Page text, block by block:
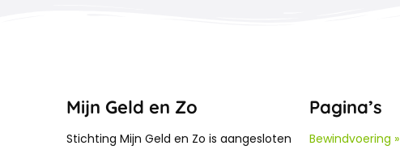
Mijn Geld en Zo
Stichting Mijn Geld en Zo is aangesloten
Pagina’s
Bewindvoering »